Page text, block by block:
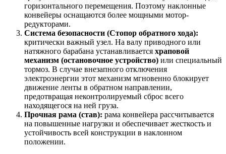
горизонтального перемещения. Поэтому наклонные
конвейеры оснащаются более мощными мотор-
редукторами.
Система безопасности (Стопор обратного хода):
критически важный узел. На валу приводного или
натяжного барабана устанавливается храповой
механизм (остановочное устройство) или специальный
тормоз. В случае внезапного отключения
электроэнергии этот механизм мгновенно блокирует
движение ленты в обратном направлении,
предотвращая неконтролируемый сброс всего
находящегося на ней груза.
Прочная рама (став): рама конвейера рассчитывается
на повышенные нагрузки и обеспечивает жесткость и
устойчивость всей конструкции в наклонном
положении.